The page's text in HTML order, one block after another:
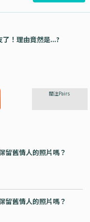
！理由竟然是...?
關注Pairs
留舊情人的照片嗎？
留舊情人的照片嗎？